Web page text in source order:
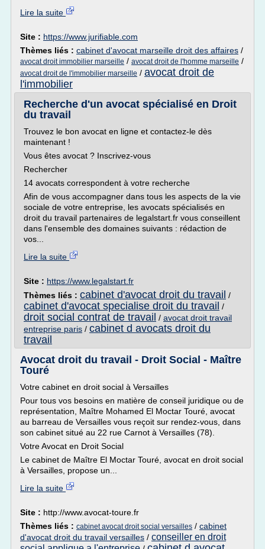
Lire la suite
Site : https://www.jurifiable.com
Thèmes liés : cabinet d'avocat marseille droit des affaires /
avocat droit immobilier marseille / avocat droit de l'homme marseille /
avocat droit de l'immobilier marseille / avocat droit de
l'immobilier
Recherche d'un avocat spécialisé en Droit
du travail
Trouvez le bon avocat en ligne et contactez-le dès
maintenant !
Vous êtes avocat ? Inscrivez-vous
Rechercher
14 avocats correspondent à votre recherche
Afin de vous accompagner dans tous les aspects de la vie
sociale de votre entreprise, les avocats spécialisés en
droit du travail partenaires de legalstart.fr vous conseillent
dans l'ensemble des domaines suivants : rédaction de
vos...
Lire la suite
Site : https://www.legalstart.fr
Thèmes liés : cabinet d'avocat droit du travail /
cabinet d'avocat specialise droit du travail /
droit social contrat de travail / avocat droit travail
entreprise paris / cabinet d avocats droit du
travail
Avocat droit du travail - Droit Social - Maître
Touré
Votre cabinet en droit social à Versailles
Pour tous vos besoins en matière de conseil juridique ou de
représentation, Maître Mohamed El Moctar Touré, avocat
au barreau de Versailles vous reçoit sur rendez-vous, dans
son cabinet situé au 22 rue Carnot à Versailles (78).
Votre Avocat en Droit Social
Le cabinet de Maître El Moctar Touré, avocat en droit social
à Versailles, propose un...
Lire la suite
Site : http://www.avocat-toure.fr
Thèmes liés : cabinet avocat droit social versailles / cabinet
d'avocat droit du travail versailles / conseiller en droit